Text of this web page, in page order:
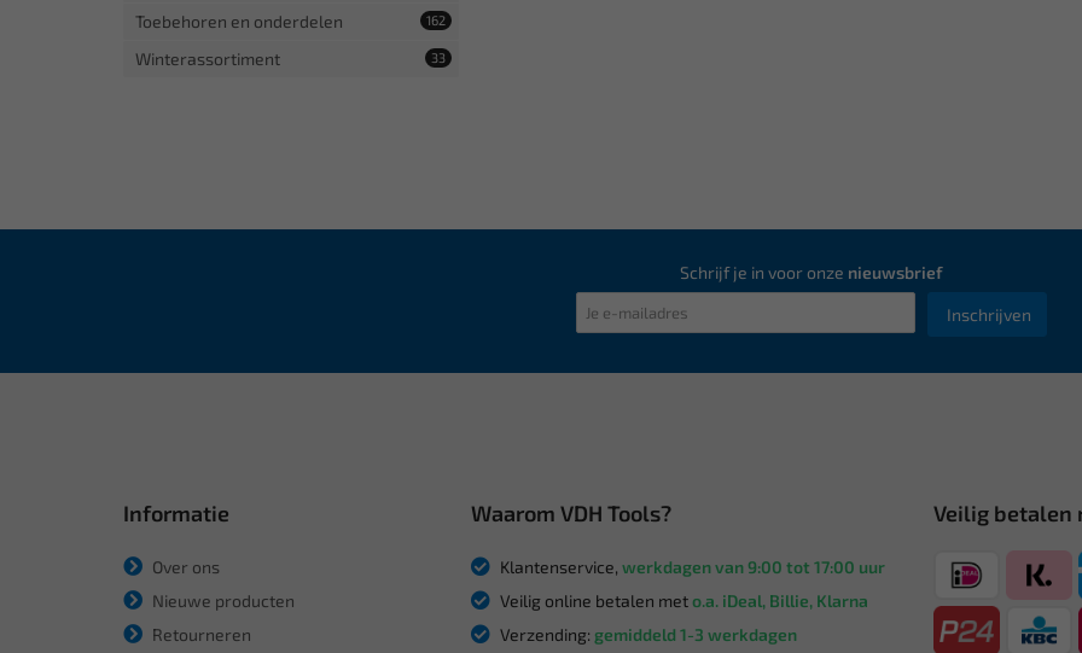
Toebehoren en onderdelen 162
Winterassortiment 33
Schrijf je in voor onze nieuwsbrief
Inschrijven
Informatie
Over ons
Nieuwe producten
Retourneren
Waarom VDH Tools?
Klantenservice, werkdagen van 9:00 tot 17:00 uur
Veilig online betalen meto.a. iDeal, Billie, Klarna
Verzending: gemiddeld 1-3 werkdagen
Veilig betalen